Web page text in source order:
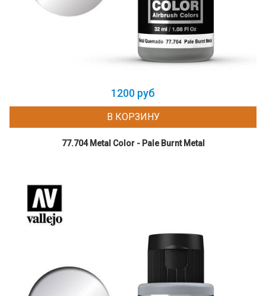
1200 руб
В КОРЗИНУ
77.704 Metal Color - Pale Burnt Metal